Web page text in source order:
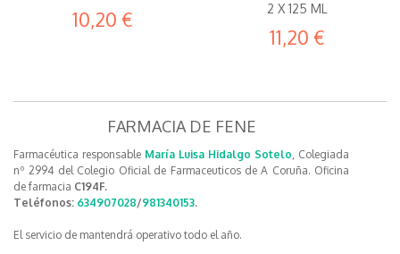
10,20 €
2 X 125 ML
11,20 €
FARMACIA DE FENE
Farmacéutica responsable María Luisa Hidalgo Sotelo, Colegiada
nº 2994 del Colegio Oficial de Farmaceuticos de A Coruña. Oficina
de farmacia C194F.
Teléfonos: 634907028/981340153.
El servicio de mantendrá operativo todo el año.